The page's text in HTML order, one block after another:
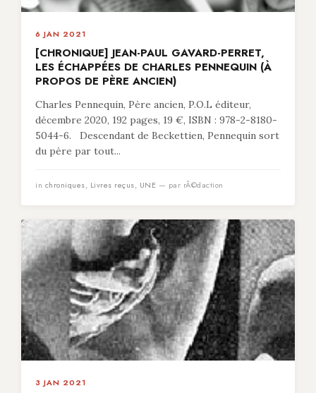
6 JAN 2021
[CHRONIQUE] JEAN-PAUL GAVARD-PERRET,
LES ÉCHAPPÉES DE CHARLES PENNEQUIN (À
PROPOS DE PÈRE ANCIEN)
Charles Pennequin, Père ancien, P.O.L éditeur,
décembre 2020, 192 pages, 19 €, ISBN : 978-2-8180-
5044-6. Descendant de Beckettien, Pennequin sort
du père par tout...
in chroniques, Livres reçus, UNE — par rÃ©daction
3 JAN 2021